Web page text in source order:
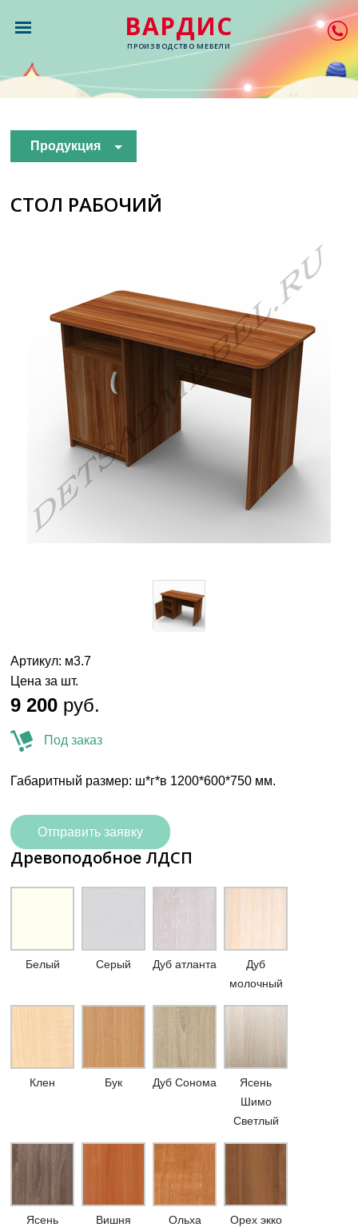
ВАРДИС
ПРОИЗВОДСТВО МЕБЕЛИ
Продукция
СТОЛ РАБОЧИЙ
Артикул: м3.7
Цена за шт.
9 200 руб.
Под заказ
Габаритный размер: ш*г*в 1200*600*750 мм.
Отправить заявку
Древоподобное ЛДСП
Белый Серый Дуб атланта
Дуб
молочный
Клен Бук Дуб Сонома
Ясень
Шимо
Светлый
Ясень
Вишня Ольха Орех экко